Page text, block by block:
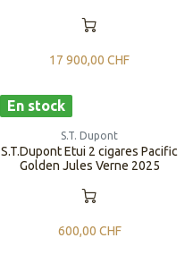
17 900,00 CHF
En stock
S.T. Dupont
S.T.Dupont Etui 2 cigares Pacific
Golden Jules Verne 2025
600,00 CHF